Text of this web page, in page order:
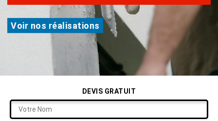
Voir nos réalisations
DEVIS GRATUIT